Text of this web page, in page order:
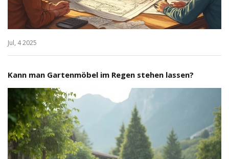
Jul, 4 2025
Kann man Gartenmöbel im Regen stehen lassen?